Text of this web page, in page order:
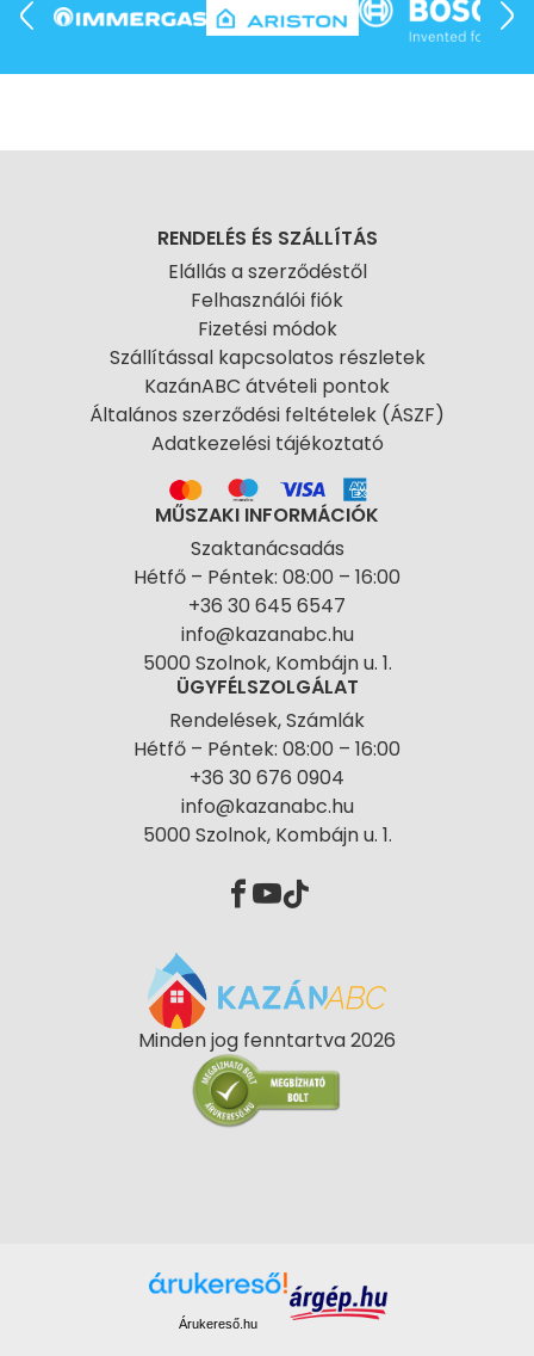
RENDELÉS ÉS SZÁLLÍTÁS
Elállás a szerződéstől
Felhasználói fiók
Fizetési módok
Szállítással kapcsolatos részletek
KazánABC átvételi pontok
Általános szerződési feltételek (ÁSZF)
Adatkezelési tájékoztató
MŰSZAKI INFORMÁCIÓK
Szaktanácsadás
Hétfő – Péntek: 08:00 – 16:00
+36 30 645 6547
info@kazanabc.hu
5000 Szolnok, Kombájn u. 1.
ÜGYFÉLSZOLGÁLAT
Rendelések, Számlák
Hétfő – Péntek: 08:00 – 16:00
+36 30 676 0904
info@kazanabc.hu
5000 Szolnok, Kombájn u. 1.
Minden jog fenntartva 2026
Árukereső.hu